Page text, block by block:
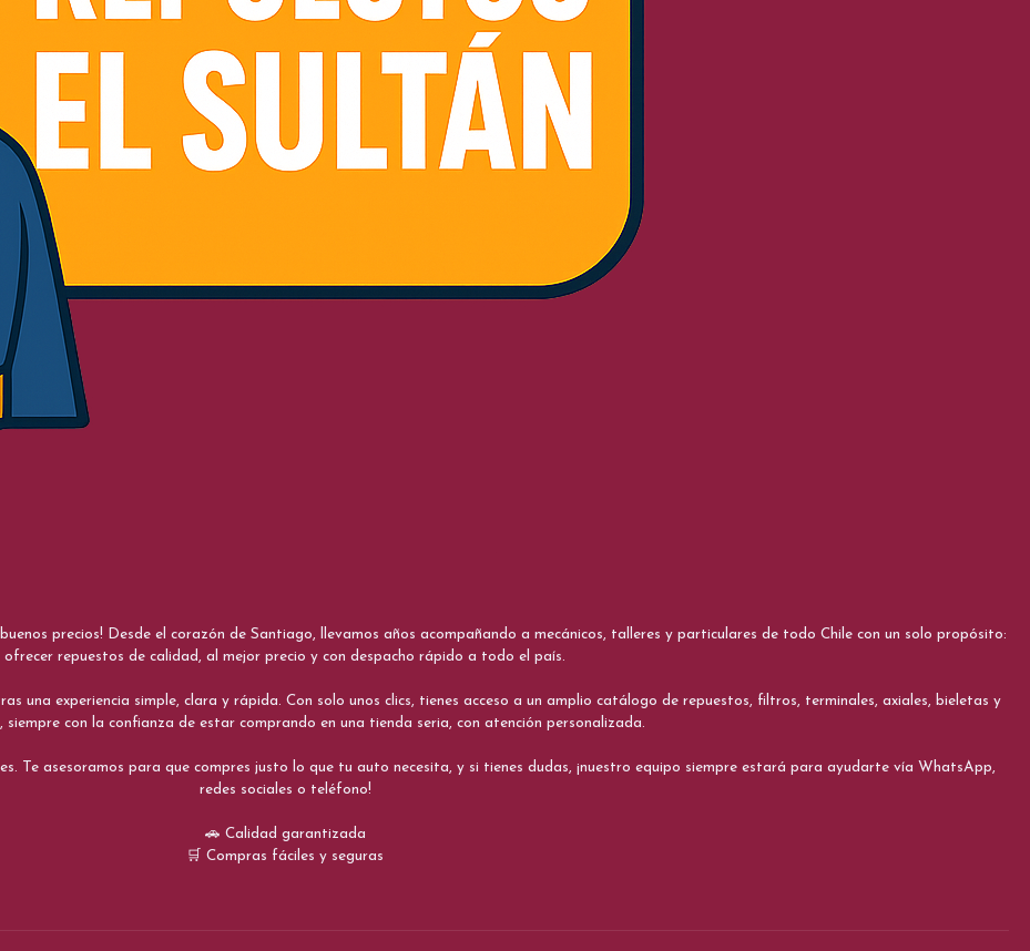
precios! Desde el corazón de Santiago, llevamos años acompañando a mecánicos, talleres y particulares de todo Chile con un solo propósito:
ofrecer repuestos de calidad, al mejor precio y con despacho rápido a todo el país.
una experiencia simple, clara y rápida. Con solo unos clics, tienes acceso a un amplio catálogo de repuestos, filtros, terminales, axiales, bieletas y
siempre con la confianza de estar comprando en una tienda seria, con atención personalizada.
Te asesoramos para que compres justo lo que tu auto necesita, y si tienes dudas, ¡nuestro equipo siempre estará para ayudarte vía WhatsApp,
redes sociales o teléfono!
🚗 Calidad garantizada
🛒 Compras fáciles y seguras